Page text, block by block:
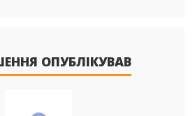
ОПУБЛІКУВАВ